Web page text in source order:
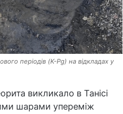
періодів (K-Pg) на відкладах у
викликало в Танісі
шарами упереміж